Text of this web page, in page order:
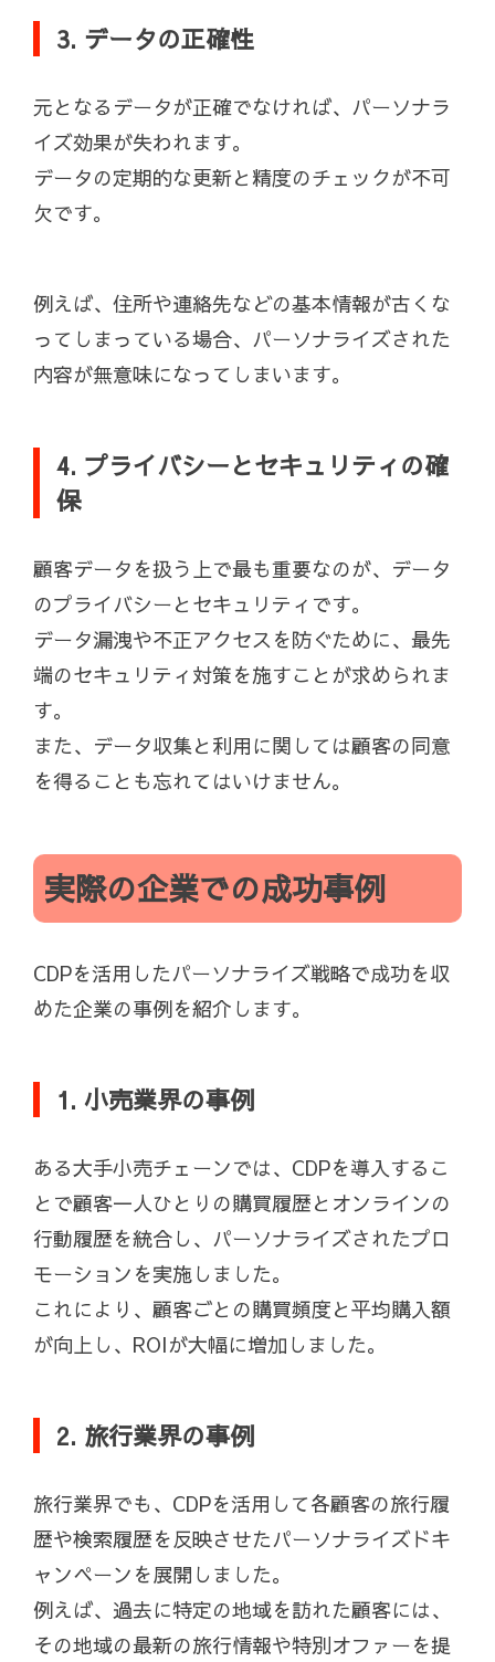
3. データの正確性
元となるデータが正確でなければ、パーソナラ
イズ効果が失われます。
データの定期的な更新と精度のチェックが不可
欠です。
例えば、住所や連絡先などの基本情報が古くな
ってしまっている場合、パーソナライズされた
内容が無意味になってしまいます。
4. プライバシーとセキュリティの確
保
顧客データを扱う上で最も重要なのが、データ
のプライバシーとセキュリティです。
データ漏洩や不正アクセスを防ぐために、最先
端のセキュリティ対策を施すことが求められま
す。
また、データ収集と利用に関しては顧客の同意
を得ることも忘れてはいけません。
実際の企業での成功事例
CDPを活用したパーソナライズ戦略で成功を収
めた企業の事例を紹介します。
1. 小売業界の事例
ある大手小売チェーンでは、CDPを導入するこ
とで顧客一人ひとりの購買履歴とオンラインの
行動履歴を統合し、パーソナライズされたプロ
モーションを実施しました。
これにより、顧客ごとの購買頻度と平均購入額
が向上し、ROIが大幅に増加しました。
2. 旅行業界の事例
旅行業界でも、CDPを活用して各顧客の旅行履
歴や検索履歴を反映させたパーソナライズドキ
ャンペーンを展開しました。
例えば、過去に特定の地域を訪れた顧客には、
その地域の最新の旅行情報や特別オファーを提